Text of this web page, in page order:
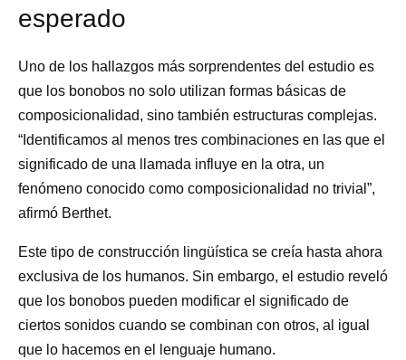
esperado
Uno de los hallazgos más sorprendentes del estudio es
que los bonobos no solo utilizan formas básicas de
composicionalidad, sino también estructuras complejas.
“Identificamos al menos tres combinaciones en las que el
significado de una llamada influye en la otra, un
fenómeno conocido como composicionalidad no trivial”,
afirmó Berthet.
Este tipo de construcción lingüística se creía hasta ahora
exclusiva de los humanos. Sin embargo, el estudio reveló
que los bonobos pueden modificar el significado de
ciertos sonidos cuando se combinan con otros, al igual
que lo hacemos en el lenguaje humano.